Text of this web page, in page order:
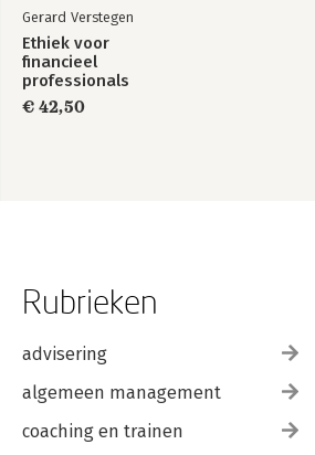
Gerard Verstegen
Ethiek voor
financieel
professionals
€ 42,50
Rubrieken
advisering
algemeen management
coaching en trainen